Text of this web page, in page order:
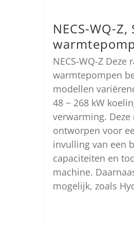
NECS-WQ-Z,
NECS-WQ-Z Deze
warmtepompen
modellen
48 ~ 268 kW
verwarming.
ontworpen voor
invulling van een
capaciteiten en
machine.
mogelijk, zoals